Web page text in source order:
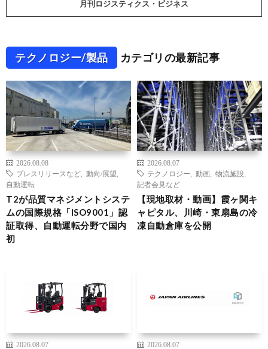
月刊ロジスティクス・ビジネス
テクノロジー/製品 カテゴリの最新記事
2026.08.08
プレスリリースなど
動向/展望
自動運転
T2が品質マネジメントシステ
ムの国際規格「ISO9001」認
証取得、自動運転分野で国内
初
2026.08.07
テクノロジー
動画 物流施設
記者会見など
【現地取材・動画】霞ヶ関キ
ャピタル、川崎・東扇島の冷
凍自動倉庫を公開
2026.08.07
2026.08.07